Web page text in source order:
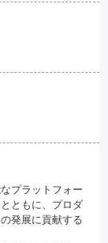
プラットフォー
ともに、プロダ
発展に貢献する